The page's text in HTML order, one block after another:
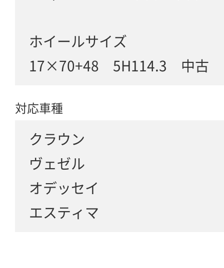
ホイールサイズ
17×70+48 5H114.3 中古
対応車種
クラウン
ヴェゼル
オデッセイ
エスティマ